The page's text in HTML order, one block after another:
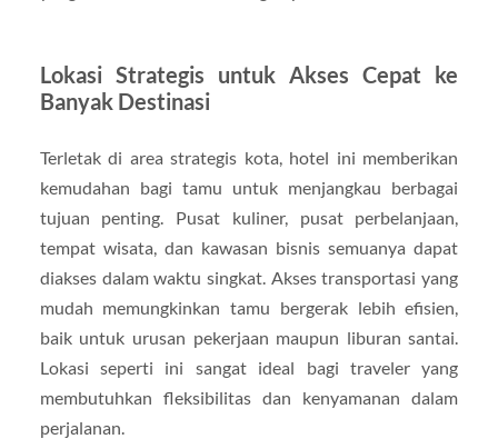
Lokasi Strategis untuk Akses Cepat ke
Banyak Destinasi
Terletak di area strategis kota, hotel ini memberikan
kemudahan bagi tamu untuk menjangkau berbagai
tujuan penting. Pusat kuliner, pusat perbelanjaan,
tempat wisata, dan kawasan bisnis semuanya dapat
diakses dalam waktu singkat. Akses transportasi yang
mudah memungkinkan tamu bergerak lebih efisien,
baik untuk urusan pekerjaan maupun liburan santai.
Lokasi seperti ini sangat ideal bagi traveler yang
membutuhkan fleksibilitas dan kenyamanan dalam
perjalanan.